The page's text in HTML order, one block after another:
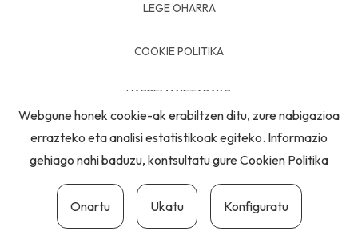
LEGE OHARRA
COOKIE POLITIKA
HARREMANETARAKO
Webgune honek cookie-ak erabiltzen ditu, zure nabigazioa
errazteko eta analisi estatistikoak egiteko. Informazio
gehiago nahi baduzu, kontsultatu gureCookien Politika
Onartu Ukatu Konfiguratu